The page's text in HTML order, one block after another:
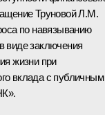
Труновой Л.М.
по навязыванию
виде заключения
жизни при
вклада с публичным